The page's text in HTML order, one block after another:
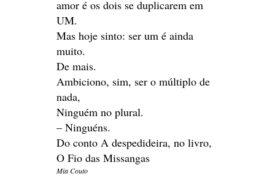
amor é os dois se duplicarem em
UM.
Mas hoje sinto: ser um é ainda
muito.
De mais.
Ambiciono, sim, ser o múltiplo de
nada,
Ninguém no plural.
– Ninguéns.
Do conto A despedideira, no livro,
O Fio das Missangas
Mia Couto